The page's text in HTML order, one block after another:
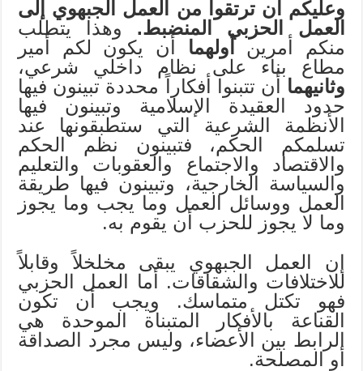
وعليكم أن ترتقوا من العمل الجبهوي إلى
العمل الحزبي المنضبط. وهذا يتطلب
منكم أمرينأولهما أن يكون لكم أمير
مطاع بناء على نظام داخلي شرعي،
وثانيهما أن تتبنوا أفكاراً محددة تبينون فيها
حدود العقيدة الإسلامية وتبينون فيها
الأنظمة الشرعية التي ستطبقونها عند
تسلمكم الحكم، فتبينون نظم الحكم
والاقتصاد والاجتماع والعقوبات والتعليم
والسياسة الخارجية، وتبينون فيها طريقة
العمل ووسائل العمل وما يجب وما يجوز
وما لا يجوز للحزب أن يقوم به.
إن العمل الجبهوي يبقى مخلخلاً وقابلاً
للاختلافات والشقاقات. أما العمل الحزبي
فهو تكتل متماسك. ويجب أن تكون
القناعة بالأفكار المتبناة الموحدة هي
الرابط بين الأعضاء، وليس مجرد الصداقة
أو المصلحة.